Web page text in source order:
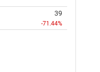
39
-71.44%